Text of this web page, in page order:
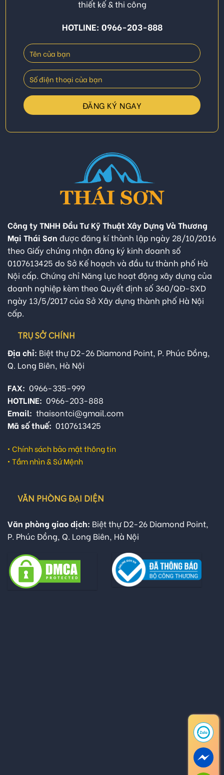
thiết kế & thi công
HOTLINE: 0966-203-888
Công ty TNHH Đầu Tư Kỹ Thuật Xây Dựng Và Thương
Mại Thái Sơn được đăng kí thành lập ngày 28/10/2016
theo Giấy chứng nhận đăng ký kinh doanh số
0107613425 do Sở Kế hoạch và đầu tư thành phố Hà
Nội cấp. Chứng chỉ Năng lực hoạt động xây dựng của
doanh nghiệp kèm theo Quyết định số 360/QĐ-SXD
ngày 13/5/2017 của Sở Xây dựng thành phố Hà Nội
cấp.
TRỤ SỞ CHÍNH
Địa chỉ: Biệt thự D2-26 Diamond Point, P. Phúc Đồng,
Q. Long Biên, Hà Nội
FAX: 0966-335-999
HOTLINE: 0966-203-888
Email: thaisontci@gmail.com
Mã số thuế: 0107613425
• Chính sách bảo mật thông tin
• Tầm nhìn & Sứ Mệnh
VĂN PHÒNG ĐẠI DIỆN
Văn phòng giao dịch: Biệt thự D2-26 Diamond Point,
P. Phúc Đồng, Q. Long Biên, Hà Nội